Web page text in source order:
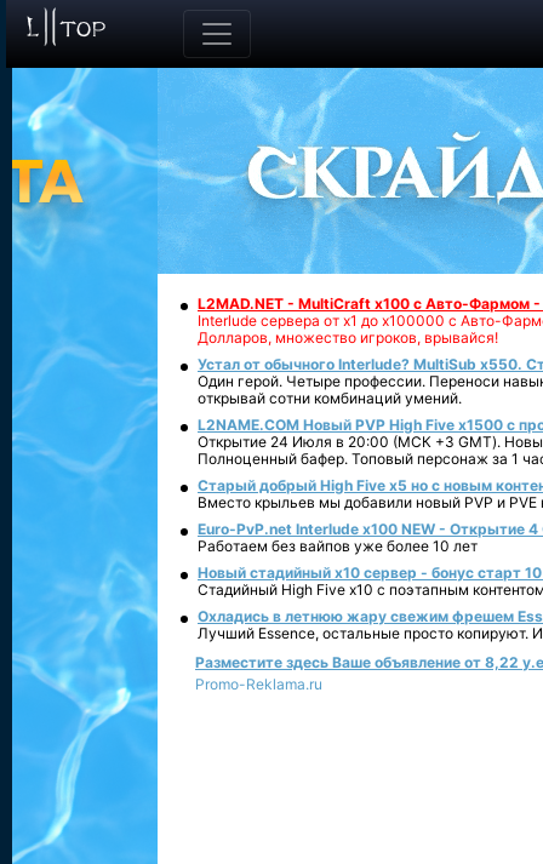
L2MAD.NET - MultiCraft x100 с Авто-Фармом
Interlude сервера от х1 до х100000 с Авто-
Долларов, множество игроков, врывайся!
Устал от обычного Interlude? MultiSub x550.
Один герой. Четыре профессии. Переноси
открывай сотни комбинаций умений.
L2NAME.COM Новый PVP High Five x1500 с
Открытие 24 Июля в 20:00 (МСК +3 GMT).
Полноценный бафер. Топовый персонаж за 1
Старый добрый High Five x5 но с новым
Вместо крыльев мы добавили новый PVP и PVE
Euro-PvP.net Interlude х100 NEW - Открытие 4
Работаем без вайпов уже более 10 лет
Новый стадийный х10 сервер - бонус старт
Стадийный High Five x10 с поэтапным
Охладись в летнюю жару свежим фрешем
Лучший Essence, остальные просто копируют.
Разместите здесь Ваше объявление от 8,22
Promo-Reklama.ru